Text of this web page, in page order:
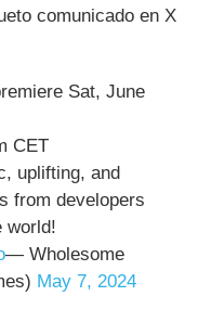
comunicado en X
Sat, June
CET
uplifting, and
from developers
world!
— Wholesome
May 7, 2024